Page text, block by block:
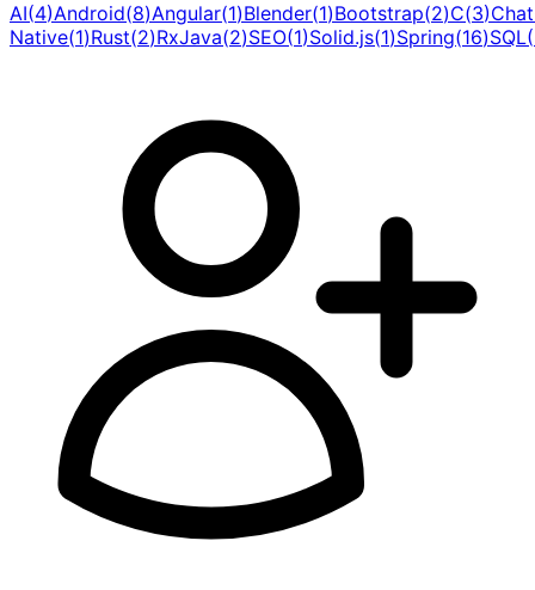
AI(4)Android(8)Angular(1)Blender(1)Bootstrap(2)C(3)
Native(1)Rust(2)RxJava(2)SEO(1)Solid.js(1)Spring(16)SQL(